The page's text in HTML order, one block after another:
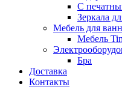
С
Зеркала
Мебель для
Мебель
Бра
Доставка
Контакты